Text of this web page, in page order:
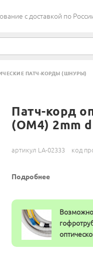
c доставкой по
ПАТЧ-КОРДЫ (ШНУРЫ)
Патч-корд
(OM4) 2mm
артикул LA-02333 код
Подробнее
Возможно